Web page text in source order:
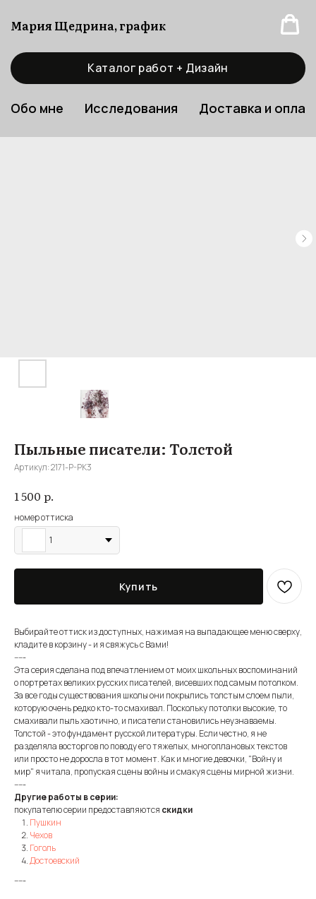
Мария Щедрина, график
Каталог работ + Дизайн
Обо мне Исследования Доставка и
Пыльные писатели: Толстой
Артикул:2171-P-PK3
1 500 р.
номер оттиска
1
Купить
Выбирайте оттиск из доступных, нажимая на выпадающее меню сверху,
кладите в корзину - и я свяжусь с Вами!
-----
Эта серия сделана под впечатлением от моих школьных воспоминаний
о портретах великих русских писателей, висевших под самым потолком.
За все годы существования школы они покрылись толстым слоем пыли,
которую очень редко кто-то смахивал. Поскольку потолки высокие, то
смахивали пыль хаотично, и писатели становились неузнаваемы.
Толстой - это фундамент русской литературы. Если честно, я не
разделяла восторгов по поводу его тяжелых, многоплановых текстов
или просто не доросла в тот момент. Как и многие девочки, "Войну и
мир" я читала, пропуская сцены войны и смакуя сцены мирной жизни.
-----
Другие работы в серии:
покупателю серии предоставляются скидки
Пушкин
Чехов
Гоголь
Достоевский
-----